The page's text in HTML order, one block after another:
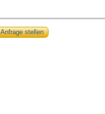
Anfrage stellen